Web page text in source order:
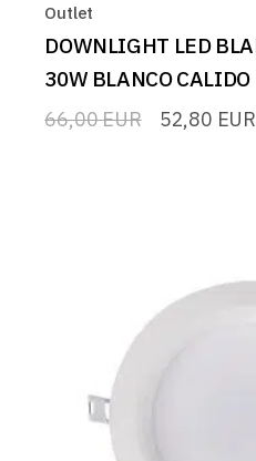
Outlet
DOWNLIGHT LED
30W BLANCO CALIDO
66,00EUR
El 52,80 EUR
El